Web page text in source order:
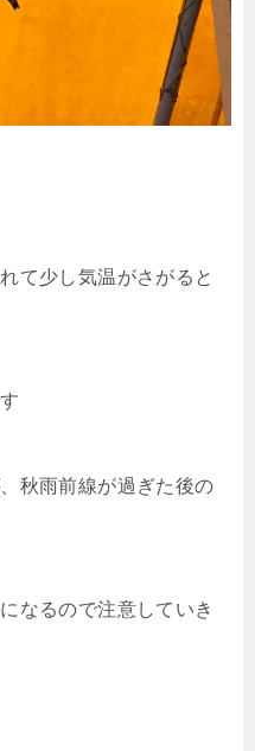
て少し気温がさがると
秋雨前線が過ぎた後の
なるので注意していき